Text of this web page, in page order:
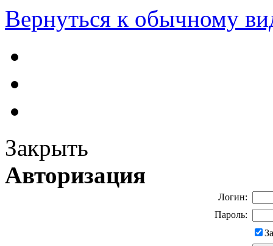
Вернуться к обычному
Закрыть
Авторизация
Логин:
Пароль: